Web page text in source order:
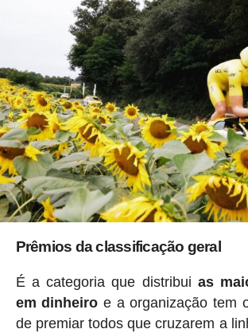
Prêmios da classificação geral
É a categoria que distribui as
em dinheiro e a organização tem
de premiar todos que cruzarem a